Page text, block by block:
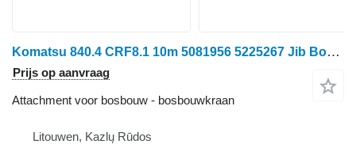
Komatsu 840.4 CRF8.1 10m 5081956 5225267 Jib Boom
Prijs op aanvraag
Attachment voor bosbouw - bosbouwkraan
Litouwen, Kazlų Rūdos